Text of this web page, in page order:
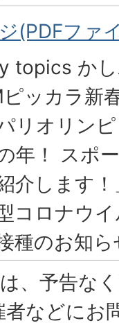
(PDFファ
topics か
ピッカラ新
リオリン
年！ スポ
介します！
コロナウ
種のお知ら
、予告な
者などにお